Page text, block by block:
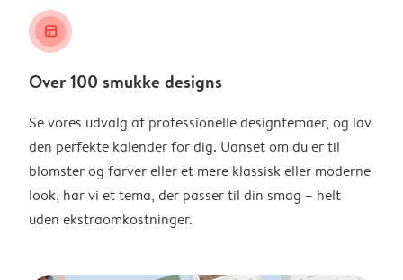
layout_alt
Over 100 smukke designs
Se vores udvalg af professionelle designtemaer, og lav
den perfekte kalender for dig. Uanset om du er til
blomster og farver eller et mere klassisk eller moderne
look, har vi et tema, der passer til din smag – helt
uden ekstraomkostninger.